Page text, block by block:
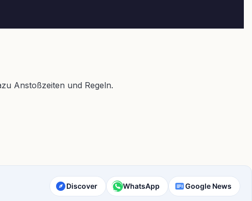
Anstoßzeiten und Regeln.
Discover WhatsApp Google News